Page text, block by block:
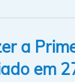
a
em